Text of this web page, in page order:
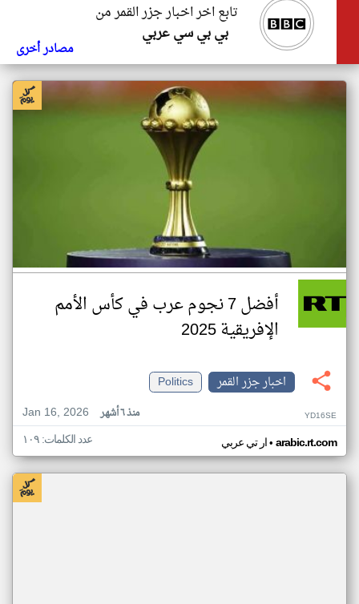
تابع اخر اخبار جزر القمر من
بي بي سي عربي
مصادر أخرى
أفضل 7 نجوم عرب في كأس الأمم
الإفريقية 2025
اخبار جزر القمر
Politics
Jan 16, 2026
منذ ٦ أشهر YD16SE
ار تي عربي• arabic.rt.com عدد الكلمات: ١٠٩